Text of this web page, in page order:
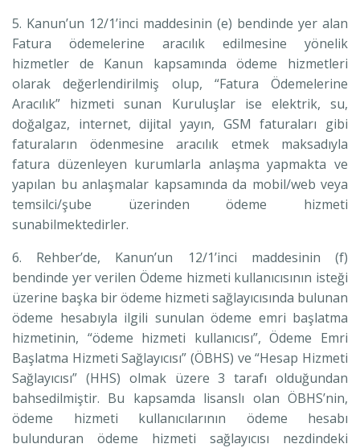
5. Kanun’un 12/1’inci maddesinin (e) bendinde yer alan
Fatura ödemelerine aracılık edilmesine yönelik
hizmetler de Kanun kapsamında ödeme hizmetleri
olarak değerlendirilmiş olup, “Fatura Ödemelerine
Aracılık” hizmeti sunan Kuruluşlar ise elektrik, su,
doğalgaz, internet, dijital yayın, GSM faturaları gibi
faturaların ödenmesine aracılık etmek maksadıyla
fatura düzenleyen kurumlarla anlaşma yapmakta ve
yapılan bu anlaşmalar kapsamında da mobil/web veya
temsilci/şube üzerinden ödeme hizmeti
sunabilmektedirler.
6. Rehber’de, Kanun’un 12/1’inci maddesinin (f)
bendinde yer verilen Ödeme hizmeti kullanıcısının isteği
üzerine başka bir ödeme hizmeti sağlayıcısında bulunan
ödeme hesabıyla ilgili sunulan ödeme emri başlatma
hizmetinin, “ödeme hizmeti kullanıcısı”, Ödeme Emri
Başlatma Hizmeti Sağlayıcısı” (ÖBHS) ve “Hesap Hizmeti
Sağlayıcısı” (HHS) olmak üzere 3 tarafı olduğundan
bahsedilmiştir. Bu kapsamda lisanslı olan ÖBHS’nin,
ödeme hizmeti kullanıcılarının ödeme hesabı
bulunduran ödeme hizmeti sağlayıcısı nezdindeki